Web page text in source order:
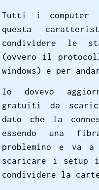
Tutti i computer
questa
condividere le
(ovvero il
windows) e per
Io dovevo
gratuiti da
dato che la
essendo una
problemino e va
scaricare i setup
condividere la